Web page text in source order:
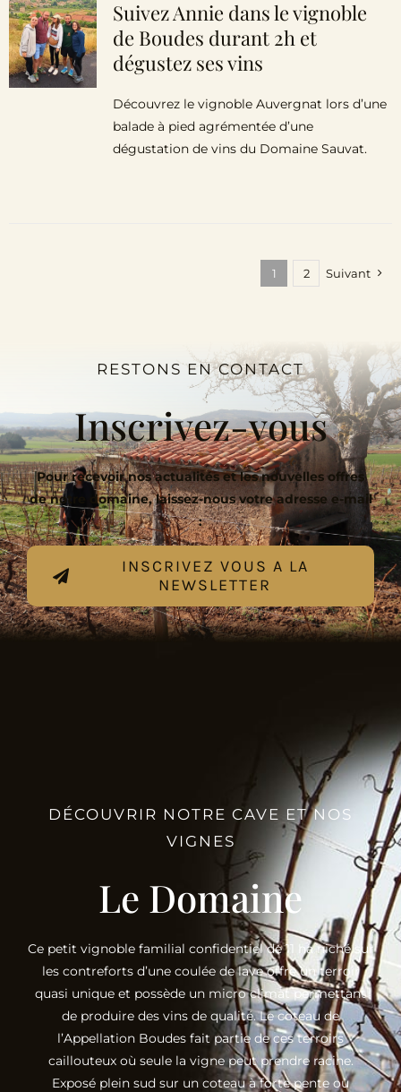
Suivez Annie dans le vignoble
de Boudes durant 2h et
dégustez ses vins
Découvrez le vignoble Auvergnat lors d’une
balade à pied agrémentée d’une
dégustation de vins du Domaine Sauvat.
1 2 Suivant
RESTONS EN CONTACT
Inscrivez-vous
Pour recevoir nos actualités et les nouvelles offres
de notre domaine, laissez-nous votre adresse e-mail
:
INSCRIVEZ VOUS A LA
NEWSLETTER
DÉCOUVRIR NOTRE CAVE ET NOS
VIGNES
Le Domaine
Ce petit vignoble familial confidentiel de 11 ha niché sur
les contreforts d’une coulée de lave offre un terroir
quasi unique et possède un micro climat permettant
de produire des vins de qualité. Le coteau de
l’Appellation Boudes fait partie de ces terroirs
caillouteux où seule la vigne peut prendre racine.
Exposé plein sud sur un coteau à forte pente où